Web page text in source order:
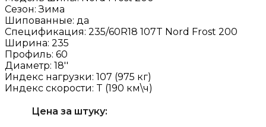
Сезон:Зима
Шипованные: да
Спецификация: 235/60R18 107T Nord Frost 200
Ширина: 235
Профиль: 60
Диаметр: 18''
Индекс нагрузки: 107 (975 кг)
Индекс скорости: T (190 км\ч)
Цена за штуку: